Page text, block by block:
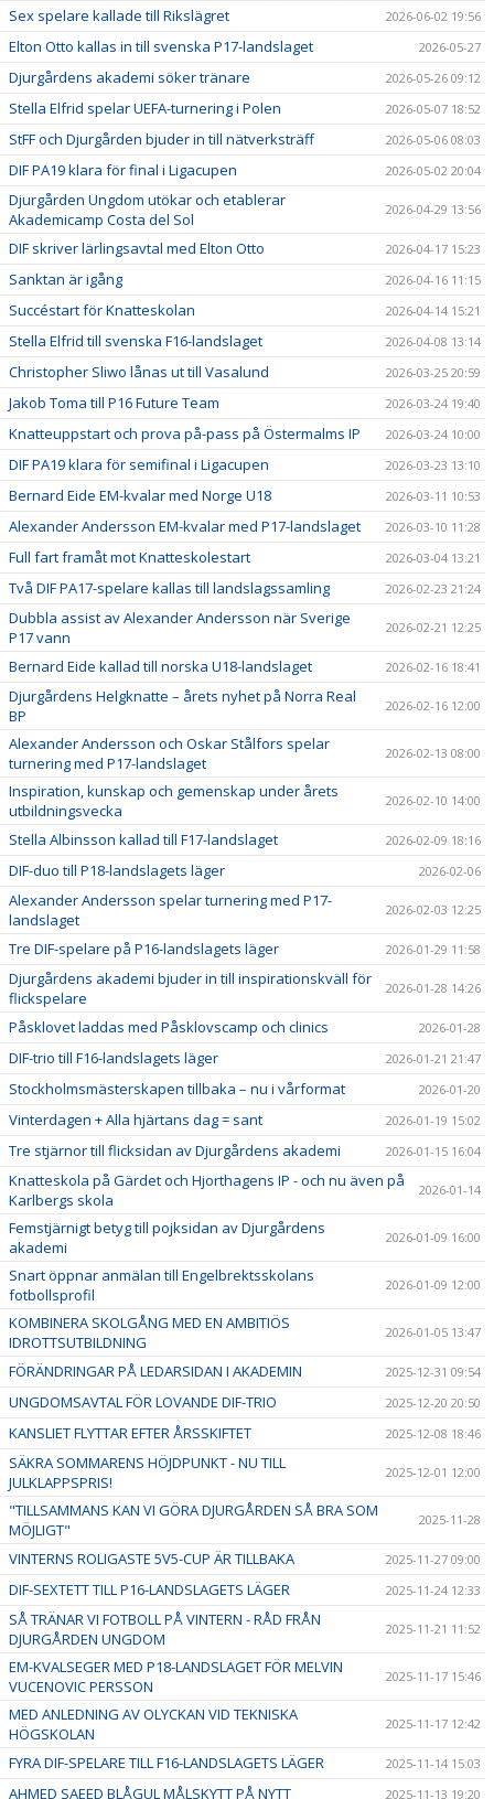
Sex spelare kallade till Rikslägret 2026-06-02 19:56
Elton Otto kallas in till svenska P17-landslaget 2026-05-27
Djurgårdens akademi söker tränare 2026-05-26 09:12
Stella Elfrid spelar UEFA-turnering i Polen 2026-05-07 18:52
StFF och Djurgården bjuder in till nätverksträff 2026-05-06 08:03
DIF PA19 klara för final i Ligacupen 2026-05-02 20:04
Djurgården Ungdom utökar och etablerar
Akademicamp Costa del Sol
2026-04-29 13:56
DIF skriver lärlingsavtal med Elton Otto 2026-04-17 15:23
Sanktan är igång 2026-04-16 11:15
Succéstart för Knatteskolan 2026-04-14 15:21
Stella Elfrid till svenska F16-landslaget 2026-04-08 13:14
Christopher Sliwo lånas ut till Vasalund 2026-03-25 20:59
Jakob Toma till P16 Future Team 2026-03-24 19:40
Knatteuppstart och prova på-pass på Östermalms IP 2026-03-24 10:00
DIF PA19 klara för semifinal i Ligacupen 2026-03-23 13:10
Bernard Eide EM-kvalar med Norge U18 2026-03-11 10:53
Alexander Andersson EM-kvalar med P17-landslaget 2026-03-10 11:28
Full fart framåt mot Knatteskolestart 2026-03-04 13:21
Två DIF PA17-spelare kallas till landslagssamling 2026-02-23 21:24
Dubbla assist av Alexander Andersson när Sverige
P17 vann
2026-02-21 12:25
Bernard Eide kallad till norska U18-landslaget 2026-02-16 18:41
Djurgårdens Helgknatte – årets nyhet på Norra Real
BP
2026-02-16 12:00
Alexander Andersson och Oskar Stålfors spelar
turnering med P17-landslaget
2026-02-13 08:00
Inspiration, kunskap och gemenskap under årets
utbildningsvecka
2026-02-10 14:00
Stella Albinsson kallad till F17-landslaget 2026-02-09 18:16
DIF-duo till P18-landslagets läger 2026-02-06
Alexander Andersson spelar turnering med P17-
landslaget
2026-02-03 12:25
Tre DIF-spelare på P16-landslagets läger 2026-01-29 11:58
Djurgårdens akademi bjuder in till inspirationskväll för
flickspelare
2026-01-28 14:26
Påsklovet laddas med Påsklovscamp och clinics 2026-01-28
DIF-trio till F16-landslagets läger 2026-01-21 21:47
Stockholmsmästerskapen tillbaka – nu i vårformat 2026-01-20
Vinterdagen + Alla hjärtans dag = sant 2026-01-19 15:02
Tre stjärnor till flicksidan av Djurgårdens akademi 2026-01-15 16:04
Knatteskola på Gärdet och Hjorthagens IP - och nu även på
Karlbergs skola
2026-01-14
Femstjärnigt betyg till pojksidan av Djurgårdens
akademi
2026-01-09 16:00
Snart öppnar anmälan till Engelbrektsskolans
fotbollsprofil
2026-01-09 12:00
KOMBINERA SKOLGÅNG MED EN AMBITIÖS
IDROTTSUTBILDNING
2026-01-05 13:47
FÖRÄNDRINGAR PÅ LEDARSIDAN I AKADEMIN 2025-12-31 09:54
UNGDOMSAVTAL FÖR LOVANDE DIF-TRIO 2025-12-20 20:50
KANSLIET FLYTTAR EFTER ÅRSSKIFTET 2025-12-08 18:46
SÄKRA SOMMARENS HÖJDPUNKT - NU TILL
JULKLAPPSPRIS!
2025-12-01 12:00
"TILLSAMMANS KAN VI GÖRA DJURGÅRDEN SÅ BRA SOM
MÖJLIGT"
2025-11-28
VINTERNS ROLIGASTE 5V5-CUP ÄR TILLBAKA 2025-11-27 09:00
DIF-SEXTETT TILL P16-LANDSLAGETS LÄGER 2025-11-24 12:33
SÅ TRÄNAR VI FOTBOLL PÅ VINTERN - RÅD FRÅN
DJURGÅRDEN UNGDOM
2025-11-21 11:52
EM-KVALSEGER MED P18-LANDSLAGET FÖR MELVIN
VUCENOVIC PERSSON
2025-11-17 15:46
MED ANLEDNING AV OLYCKAN VID TEKNISKA
HÖGSKOLAN
2025-11-17 12:42
FYRA DIF-SPELARE TILL F16-LANDSLAGETS LÄGER 2025-11-14 15:03
AHMED SAEED BLÅGUL MÅLSKYTT PÅ NYTT 2025-11-13 19:20